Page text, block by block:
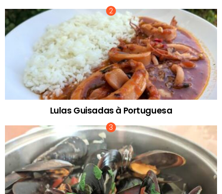
Lulas Guisadas à Portuguesa